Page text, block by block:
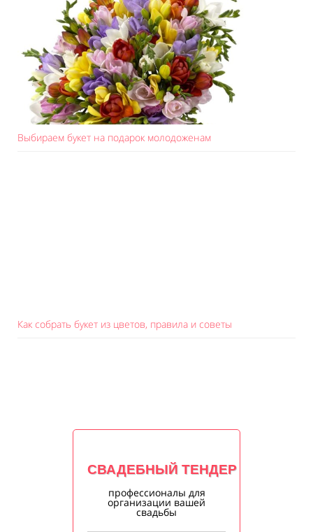
Выбираем букет на подарок молодоженам
Как собрать букет из цветов, правила и советы
СВАДЕБНЫЙ ТЕНДЕР
профессионалы для
организации вашей
свадьбы